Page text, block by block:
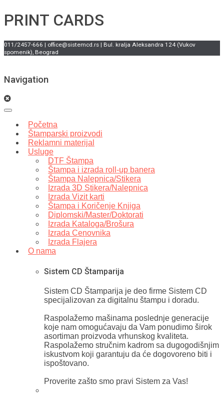
PRINT CARDS
011/2457-666 | office@sistemcd.rs | Bul. kralja Aleksandra 124 (Vukov
spomenik), Beograd
Navigation
Početna
Štamparski proizvodi
Reklamni materijal
Usluge
DTF Štampa
Štampa i izrada roll-up banera
Štampa Nalepnica/Stikera
Izrada 3D Stikera/Nalepnica
Izrada Vizit karti
Štampa i Koričenje Knjiga
Diplomski/Master/Doktorati
Izrada Kataloga/Brošura
Izrada Cenovnika
Izrada Flajera
O nama
Sistem CD Štamparija
Sistem CD Štamparija je deo firme Sistem CD
specijalizovan za digitalnu štampu i doradu.
Raspolažemo mašinama poslednje generacije
koje nam omogućavaju da Vam ponudimo širok
asortiman proizvoda vrhunskog kvaliteta.
Raspolažemo stručnim kadrom sa dugogodišnjim
iskustvom koji garantuju da će dogovoreno biti i
ispoštovano.
Proverite zašto smo pravi Sistem za Vas!